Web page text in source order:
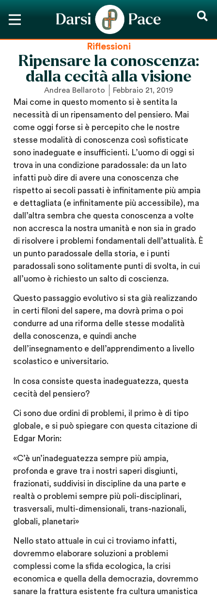
Riflessioni
Ripensare la conoscenza:
dalla cecità alla visione
Andrea Bellaroto Febbraio 21, 2019
Mai come in questo momento si è sentita la
necessità di un ripensamento del pensiero. Mai
come oggi forse si è percepito che le nostre
stesse modalità di conoscenza così sofisticate
sono inadeguate e insufficienti. L’uomo di oggi si
trova in una condizione paradossale: da un lato
infatti può dire di avere una conoscenza che
rispetto ai secoli passati è infinitamente più ampia
e dettagliata (e infinitamente più accessibile), ma
dall’altra sembra che questa conoscenza a volte
non accresca la nostra umanità e non sia in grado
di risolvere i problemi fondamentali dell’attualità. È
un punto paradossale della storia, e i punti
paradossali sono solitamente punti di svolta, in cui
all’uomo è richiesto un salto di coscienza.
Questo passaggio evolutivo si sta già realizzando
in certi filoni del sapere, ma dovrà prima o poi
condurre ad una riforma delle stesse modalità
della conoscenza, e quindi anche
dell’insegnamento e dell’apprendimento a livello
scolastico e universitario.
In cosa consiste questa inadeguatezza, questa
cecità del pensiero?
Ci sono due ordini di problemi, il primo è di tipo
globale, e si può spiegare con questa citazione di
Edgar Morin:
«C’è un’inadeguatezza sempre più ampia,
profonda e grave tra i nostri saperi disgiunti,
frazionati, suddivisi in discipline da una parte e
realtà o problemi sempre più poli-disciplinari,
trasversali, multi-dimensionali, trans-nazionali,
globali, planetari»
Nello stato attuale in cui ci troviamo infatti,
dovremmo elaborare soluzioni a problemi
complessi come la sfida ecologica, la crisi
economica e quella della democrazia, dovremmo
sanare la frattura esistente fra cultura umanistica